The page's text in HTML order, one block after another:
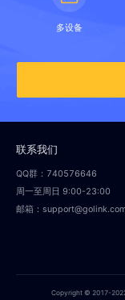
多设备
联系我们
QQ群：740576646
周一至周日 9:00-23:00
邮箱：
Copyright © 2017-2022